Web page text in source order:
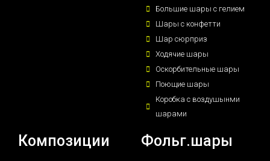
Большие шары с гелием
Шары с конфетти
Шар сюрприз
Ходячие шары
Оскорбительные шары
Поющие шары
Коробка с воздушынми
шарами
Композиции Фольг.шары